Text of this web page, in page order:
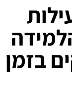
בזמן